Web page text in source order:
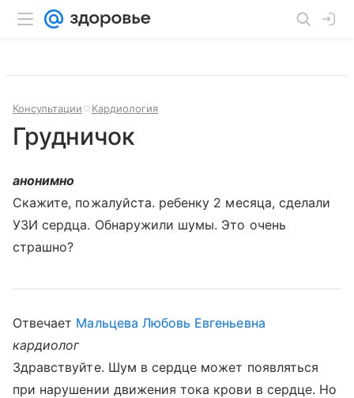
Консультации Кардиология
Грудничок
анонимно
Скажите, пожалуйста. ребенку 2 месяца, сделали
УЗИ сердца. Обнаружили шумы. Это очень
страшно?
Отвечает Мальцева Любовь Евгеньевна
кардиолог
Здравствуйте. Шум в сердце может появляться
при нарушении движения тока крови в сердце. Но